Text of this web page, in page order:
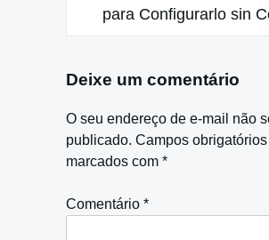
para Configurarlo sin
Deixe um comentário
O seu endereço de e-mail não
publicado. Campos
marcados com *
Comentário *